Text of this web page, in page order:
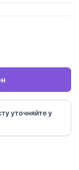
уточняйте у